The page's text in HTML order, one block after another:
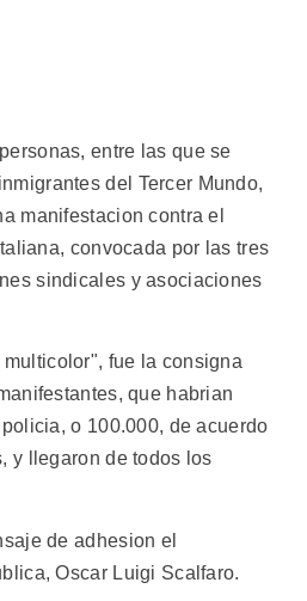
entre las que se
del Tercer Mundo,
manifestacion contra el
convocada por las tres
sindicales y asociaciones
fue la consigna
que habrian
o 100.000, de acuerdo
y llegaron de todos los
de adhesion el
Oscar Luigi Scalfaro.